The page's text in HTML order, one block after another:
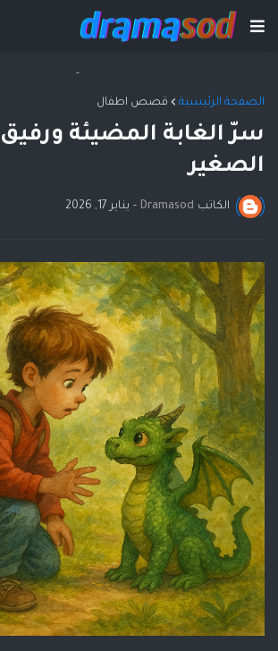
-
الصفحة الرئيسية قصص اطفال
سرّ الغابة المضيئة ورفيق
الصغير
الكاتب Dramasod
- يناير 17, 2026